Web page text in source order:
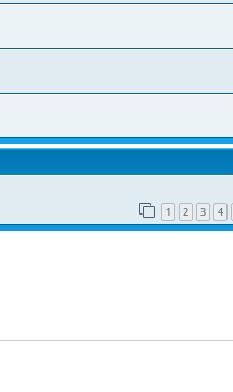
1 2 3 4